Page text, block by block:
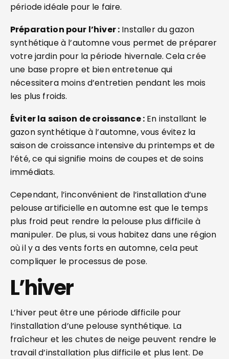
période idéale pour le faire.
Préparation pour l’hiver : Installer du gazon
synthétique à l’automne vous permet de préparer
votre jardin pour la période hivernale. Cela crée
une base propre et bien entretenue qui
nécessitera moins d’entretien pendant les mois
les plus froids.
Éviter la saison de croissance : En installant le
gazon synthétique à l’automne, vous évitez la
saison de croissance intensive du printemps et de
l’été, ce qui signifie moins de coupes et de soins
immédiats.
Cependant, l’inconvénient de l’installation d’une
pelouse artificielle en automne est que le temps
plus froid peut rendre la pelouse plus difficile à
manipuler. De plus, si vous habitez dans une région
où il y a des vents forts en automne, cela peut
compliquer le processus de pose.
L’hiver
L’hiver peut être une période difficile pour
l’installation d’une pelouse synthétique. La
fraîcheur et les chutes de neige peuvent rendre le
travail d’installation plus difficile et plus lent. De